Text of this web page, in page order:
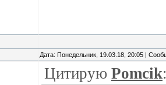
Дата: Понедельник, 19.03.18, 20:05 |
Цитирую Pomcik